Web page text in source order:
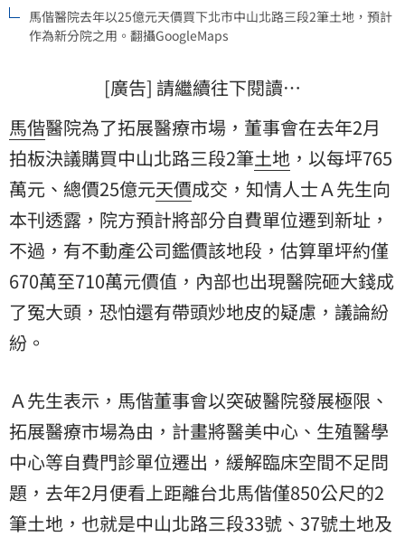
馬偕醫院去年以25億元天價買下北市中山北路三段2筆土地，預計
作為新分院之用。翻攝GoogleMaps
[廣告] 請繼續往下閱讀…
馬偕醫院為了拓展醫療市場，董事會在去年2月
拍板決議購買中山北路三段2筆土地 ，以每坪765
萬元、總價25億元天價成交，知情人士Ａ先生向
本刊透露，院方預計將部分自費單位遷到新址，
不過，有不動產公司鑑價該地段，估算單坪約僅
670萬至710萬元價值，內部也出現醫院砸大錢成
了冤大頭，恐怕還有帶頭炒地皮的疑慮，議論紛
紛。
Ａ先生表示，馬偕董事會以突破醫院發展極限、
拓展醫療市場為由，計畫將醫美中心、生殖醫學
中心等自費門診單位遷出，緩解臨床空間不足問
題，去年2月便看上距離台北馬偕僅850公尺的2
筆土地，也就是中山北路三段33號、37號土地及